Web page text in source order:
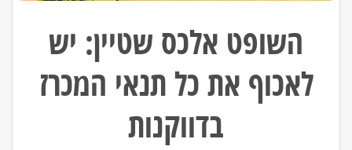
השופט אלכס שטיין: יש
לאכוף את כל תנאי המכרז
בדווקנות